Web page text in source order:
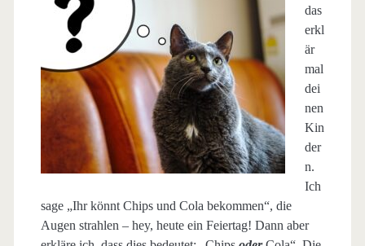
das
erkl
är
mal
dei
nen
Kin
der
n.
Ich
sage „Ihr könnt Chips und Cola bekommen“, die
Augen strahlen – hey, heute ein Feiertag! Dann aber